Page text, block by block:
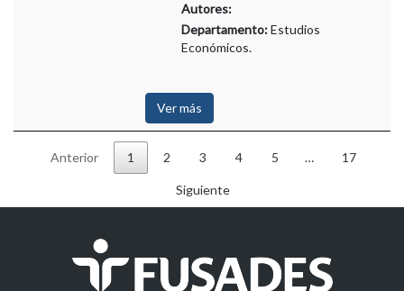
Autores:
Departamento:Estudios
Económicos.
Ver más
Anterior 1 2 3 4 5 … 17
Siguiente